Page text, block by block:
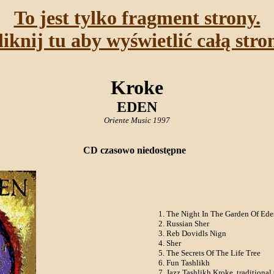
To jest tylko fragment strony.
tu aby wyświetlić całą
Kroke
EDEN
Oriente Music 1997
CD czasowo niedostępne
The Night In The Garden Of
Russian Sher
Reb Dovidls Nign
Sher
The Secrets Of The Life Tree
Fun Tashlikh